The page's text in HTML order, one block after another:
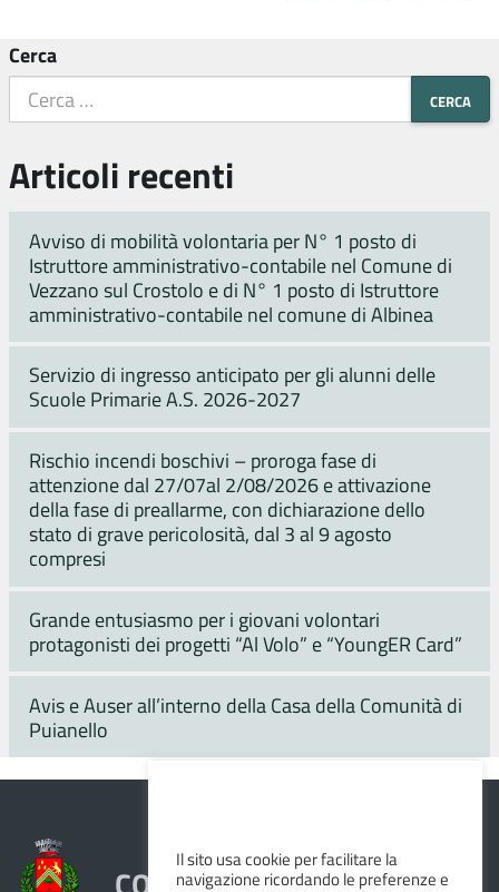
Cerca
Articoli recenti
Avviso di mobilità volontaria per N° 1 posto di
Istruttore amministrativo-contabile nel Comune di
Vezzano sul Crostolo e di N° 1 posto di Istruttore
amministrativo-contabile nel comune di Albinea
Servizio di ingresso anticipato per gli alunni delle
Scuole Primarie A.S. 2026-2027
Rischio incendi boschivi – proroga fase di
attenzione dal 27/07al 2/08/2026 e attivazione
della fase di preallarme, con dichiarazione dello
stato di grave pericolosità, dal 3 al 9 agosto
compresi
Grande entusiasmo per i giovani volontari
protagonisti dei progetti “Al Volo” e “YoungER Card”
Avis e Auser all’interno della Casa della Comunità di
Puianello
Il sito usa cookie per facilitare la
navigazione ricordando le preferenze e